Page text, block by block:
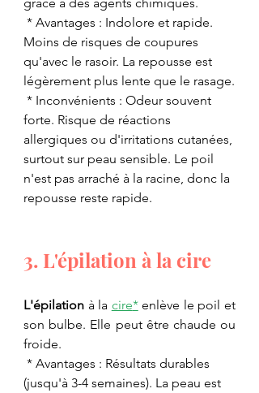
* Avantages : Indolore et rapide.
Moins de risques de coupures
qu'avec le rasoir. La repousse est
légèrement plus lente que le rasage.
* Inconvénients : Odeur souvent
forte. Risque de réactions
allergiques ou d'irritations cutanées,
surtout sur peau sensible. Le poil
n'est pas arraché à la racine, donc la
repousse reste rapide.
3. L'épilation à la cire
L'épilation à la cire* enlève le poil et
son bulbe. Elle peut être chaude ou
froide.
* Avantages : Résultats durables
(jusqu'à 3-4 semaines). La peau est